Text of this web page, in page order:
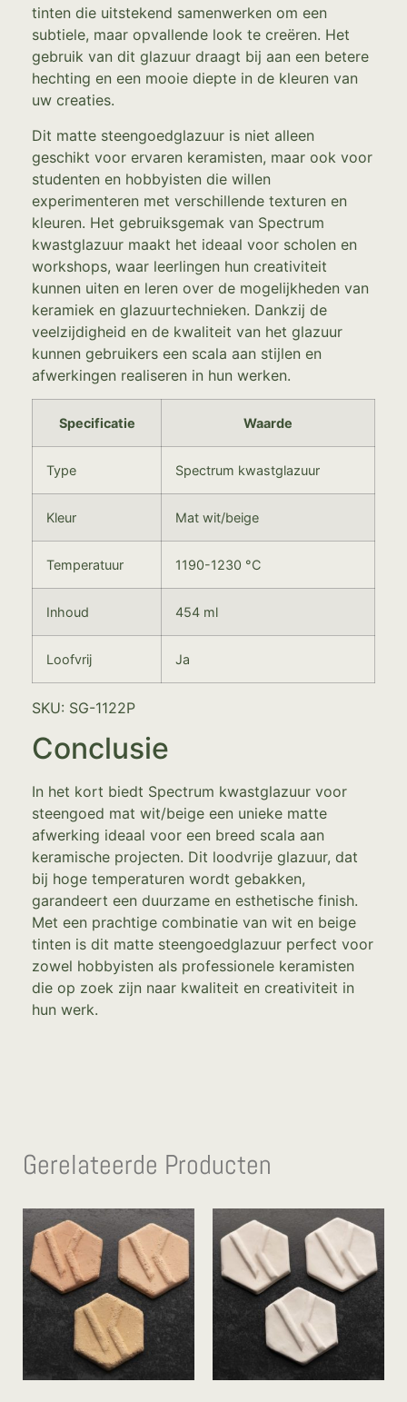
tinten die uitstekend samenwerken om een
subtiele, maar opvallende look te creëren. Het
gebruik van dit glazuur draagt bij aan een betere
hechting en een mooie diepte in de kleuren van
uw creaties.
Dit matte steengoedglazuur is niet alleen
geschikt voor ervaren keramisten, maar ook voor
studenten en hobbyisten die willen
experimenteren met verschillende texturen en
kleuren. Het gebruiksgemak van Spectrum
kwastglazuur maakt het ideaal voor scholen en
workshops, waar leerlingen hun creativiteit
kunnen uiten en leren over de mogelijkheden van
keramiek en glazuurtechnieken. Dankzij de
veelzijdigheid en de kwaliteit van het glazuur
kunnen gebruikers een scala aan stijlen en
afwerkingen realiseren in hun werken.
Specificatie Waarde
Type Spectrum kwastglazuur
Kleur Mat wit/beige
Temperatuur 1190-1230 °C
Inhoud 454 ml
Loofvrij Ja
SKU: SG-1122P
Conclusie
In het kort biedt Spectrum kwastglazuur voor
steengoed mat wit/beige een unieke matte
afwerking ideaal voor een breed scala aan
keramische projecten. Dit loodvrije glazuur, dat
bij hoge temperaturen wordt gebakken,
garandeert een duurzame en esthetische finish.
Met een prachtige combinatie van wit en beige
tinten is dit matte steengoedglazuur perfect voor
zowel hobbyisten als professionele keramisten
die op zoek zijn naar kwaliteit en creativiteit in
hun werk.
Gerelateerde Producten